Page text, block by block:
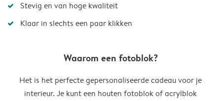
Stevig en van hoge kwaliteit
Klaar in slechts een paar klikken
Waarom een fotoblok?
Het is het perfecte gepersonaliseerde cadeau voor je
interieur. Je kunt een houten fotoblok of acrylblok